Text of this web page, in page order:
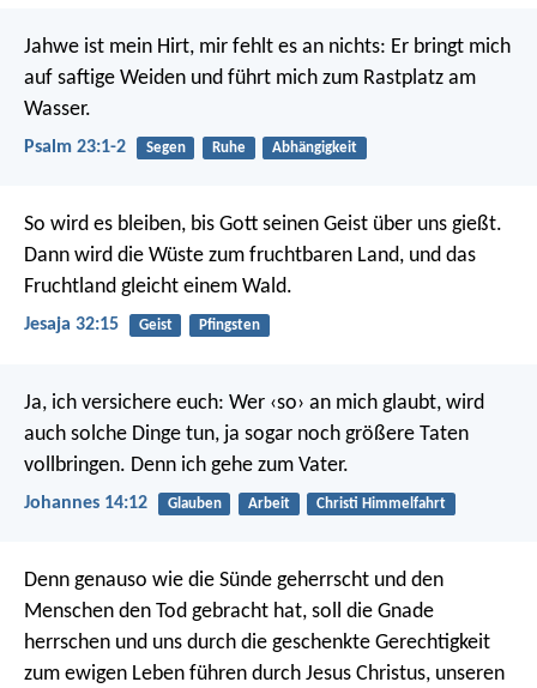
Jahwe ist mein Hirt, mir fehlt es an nichts: Er bringt mich
auf saftige Weiden und führt mich zum Rastplatz am
Wasser.
Psalm 23:1-2 Segen Ruhe Abhängigkeit
So wird es bleiben, bis Gott seinen Geist über uns gießt.
Dann wird die Wüste zum fruchtbaren Land, und das
Fruchtland gleicht einem Wald.
Jesaja 32:15 Geist Pfingsten
Ja, ich versichere euch: Wer ‹so› an mich glaubt, wird
auch solche Dinge tun, ja sogar noch größere Taten
vollbringen. Denn ich gehe zum Vater.
Johannes 14:12 Glauben Arbeit Christi Himmelfahrt
Denn genauso wie die Sünde geherrscht und den
Menschen den Tod gebracht hat, soll die Gnade
herrschen und uns durch die geschenkte Gerechtigkeit
zum ewigen Leben führen durch Jesus Christus, unseren